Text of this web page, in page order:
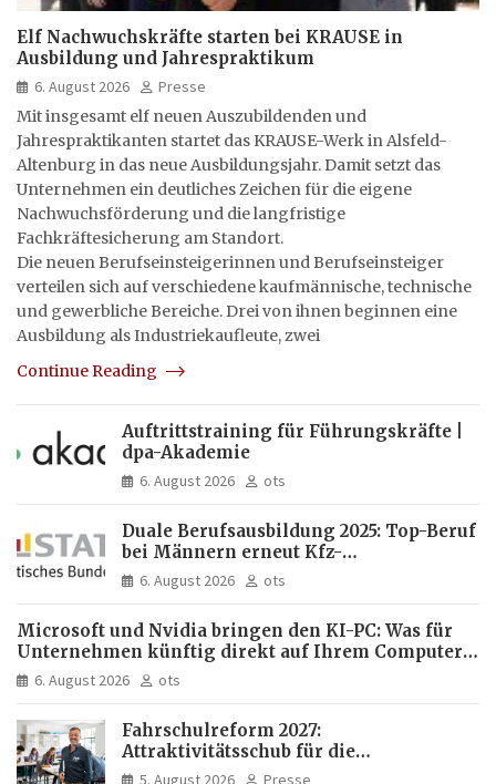
Elf Nachwuchskräfte starten bei KRAUSE in
Ausbildung und Jahrespraktikum
6. August 2026
Presse
Mit insgesamt elf neuen Auszubildenden und
Jahrespraktikanten startet das KRAUSE-Werk in Alsfeld-
Altenburg in das neue Ausbildungsjahr. Damit setzt das
Unternehmen ein deutliches Zeichen für die eigene
Nachwuchsförderung und die langfristige
Fachkräftesicherung am Standort.
Die neuen Berufseinsteigerinnen und Berufseinsteiger
verteilen sich auf verschiedene kaufmännische, technische
und gewerbliche Bereiche. Drei von ihnen beginnen eine
Ausbildung als Industriekaufleute, zwei
Continue Reading
Auftrittstraining für Führungskräfte |
dpa-Akademie
6. August 2026 ots
Duale Berufsausbildung 2025: Top-Beruf
bei Männern erneut Kfz-
Mechatroniker, bei Frauen
medizinische Fachangestellte
6. August 2026 ots
Microsoft und Nvidia bringen den KI-PC: Was für
Unternehmen künftig direkt auf Ihrem Computer
läuft und was weiter in der Cloud bleibt
6. August 2026 ots
Fahrschulreform 2027:
Attraktivitätsschub für die
Fahrlehrerausbildung
5. August 2026 Presse